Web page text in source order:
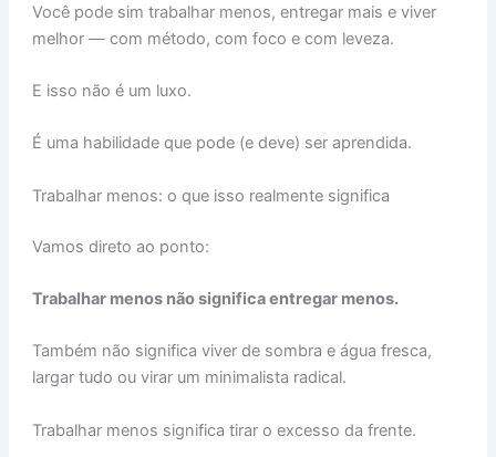
Você pode sim trabalhar menos, entregar mais e viver
melhor — com método, com foco e com leveza.
E isso não é um luxo.
É uma habilidade que pode (e deve) ser aprendida.
Trabalhar menos: o que isso realmente significa
Vamos direto ao ponto:
Trabalhar menos não significa entregar menos.
Também não significa viver de sombra e água fresca,
largar tudo ou virar um minimalista radical.
Trabalhar menos significa tirar o excesso da frente.